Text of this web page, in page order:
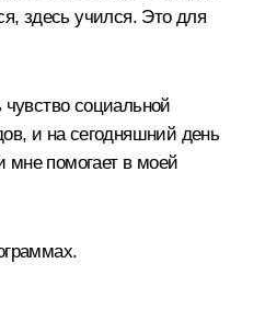
здесь учился. Это для
социальной
и на сегодняшний день
мне помогает в моей